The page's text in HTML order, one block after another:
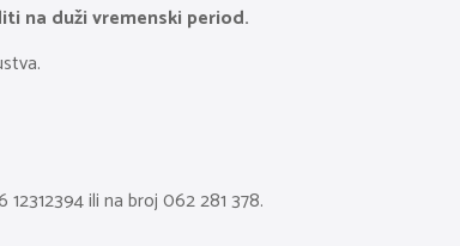
na duži vremenski period.
ili na broj 062 281 378.